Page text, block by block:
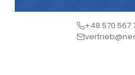
+48 570 567